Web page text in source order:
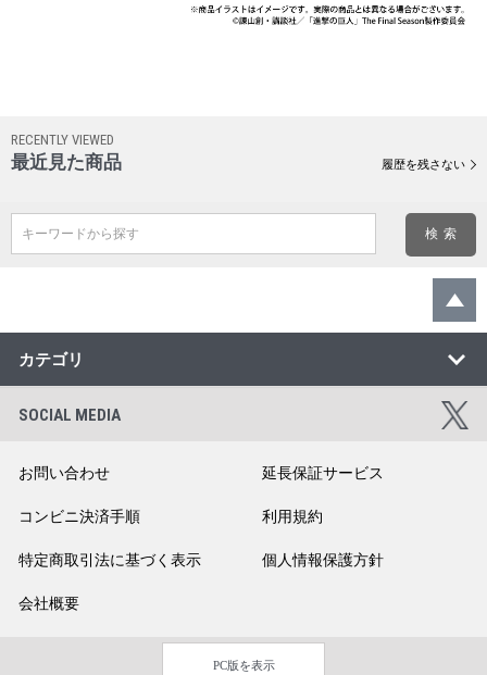
RECENTLY VIEWED
最近見た商品 履歴を残さない
キーワードから探す
カテゴリ
SOCIAL MEDIA
お問い合わせ 延長保証サービス
コンビニ決済手順 利用規約
特定商取引法に基づく表示 個人情報保護方針
会社概要
PC版を表示